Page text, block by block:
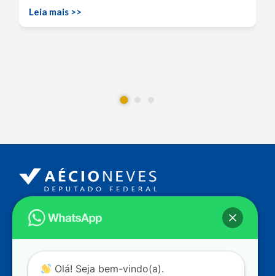
Leia mais >>
Endereço
ContatoOlá! Seja bem-vindo(a).